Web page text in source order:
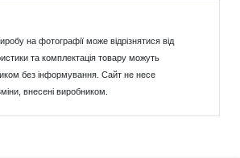
на фотографії може відрізнятися від
та комплектація товару можуть
без інформування. Сайт не несе
внесені виробником.